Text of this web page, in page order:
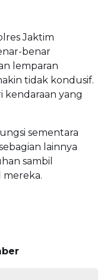
Jaktim
benar
lemparan
tidak kondusif.
kendaraan yang
sementara
lainnya
sambil
mereka.